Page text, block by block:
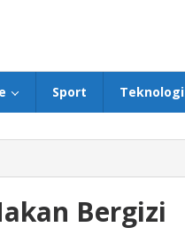
Sport Teknologi
Bergizi